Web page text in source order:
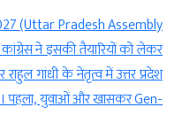
(Uttar Pradesh Assembly
ने इसकी तैयारियों को लेकर
गांधी के नेतृत्व में उत्तर प्रदेश
पहला, युवाओं और खासकर Gen-